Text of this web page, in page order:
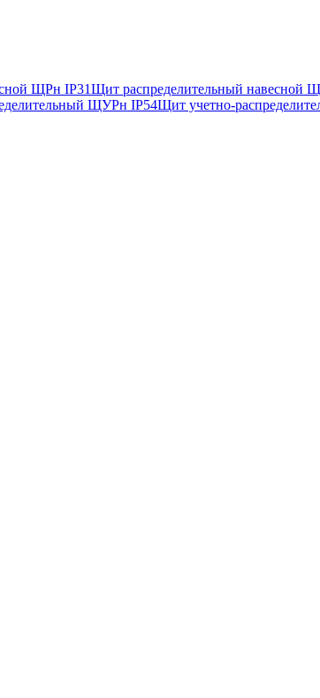
ЩРн IP31Щит распределительный навесной
ЩУРн IP54Щит учетно-